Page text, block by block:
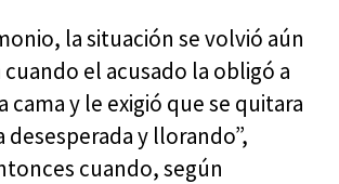
la situación se volvió aún
el acusado la obligó a
cama y le exigió que se quitara
desesperada y llorando”,
cuando, según